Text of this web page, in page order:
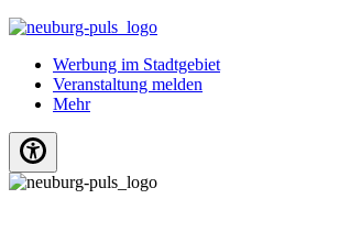
Werbung im Stadtgebiet
Veranstaltung melden
Mehr